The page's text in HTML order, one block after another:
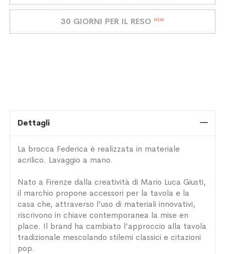
30 GIORNI PER IL RESO NEW
Dettagli
La brocca Federica è realizzata in materiale
acrilico. Lavaggio a mano.
Nato a Firenze dalla creatività di Mario Luca Giusti,
il marchio propone accessori per la tavola e la
casa che, attraverso l’uso di materiali innovativi,
riscrivono in chiave contemporanea la mise en
place. Il brand ha cambiato l’approccio alla tavola
tradizionale mescolando stilemi classici e citazioni
pop.